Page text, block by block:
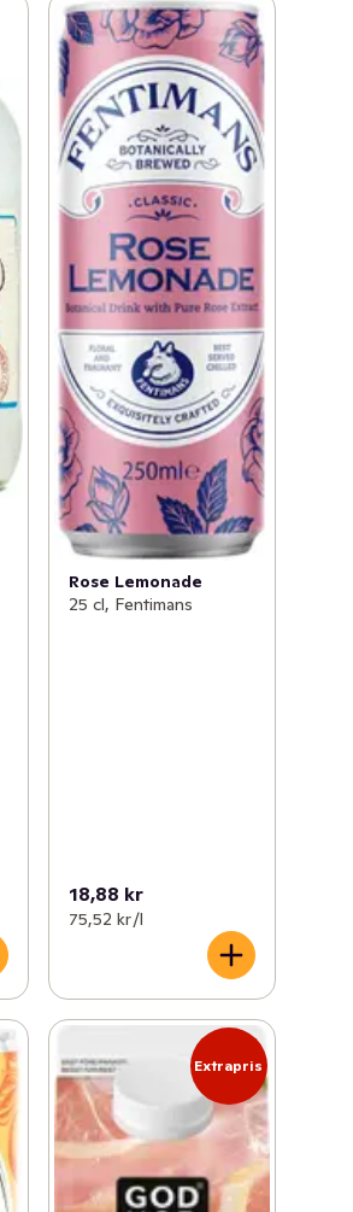
Rose Lemonade
25 cl, Fentimans
18,88 kr
75,52 kr /l
Extrapris